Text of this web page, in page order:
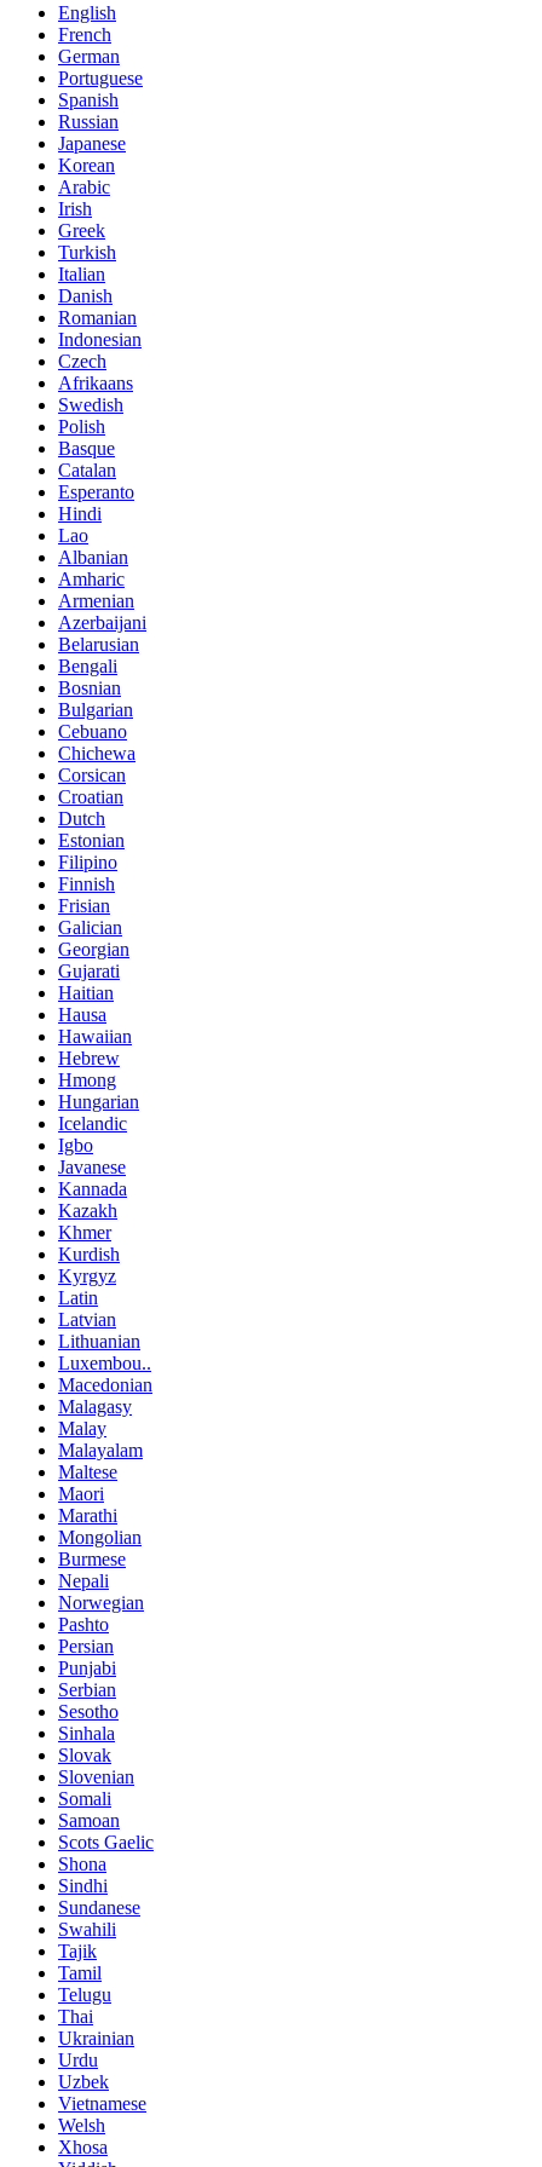
English
French
German
Portuguese
Spanish
Russian
Japanese
Korean
Arabic
Irish
Greek
Turkish
Italian
Danish
Romanian
Indonesian
Czech
Afrikaans
Swedish
Polish
Basque
Catalan
Esperanto
Hindi
Lao
Albanian
Amharic
Armenian
Azerbaijani
Belarusian
Bengali
Bosnian
Bulgarian
Cebuano
Chichewa
Corsican
Croatian
Dutch
Estonian
Filipino
Finnish
Frisian
Galician
Georgian
Gujarati
Haitian
Hausa
Hawaiian
Hebrew
Hmong
Hungarian
Icelandic
Igbo
Javanese
Kannada
Kazakh
Khmer
Kurdish
Kyrgyz
Latin
Latvian
Lithuanian
Luxembou..
Macedonian
Malagasy
Malay
Malayalam
Maltese
Maori
Marathi
Mongolian
Burmese
Nepali
Norwegian
Pashto
Persian
Punjabi
Serbian
Sesotho
Sinhala
Slovak
Slovenian
Somali
Samoan
Scots Gaelic
Shona
Sindhi
Sundanese
Swahili
Tajik
Tamil
Telugu
Thai
Ukrainian
Urdu
Uzbek
Vietnamese
Welsh
Xhosa